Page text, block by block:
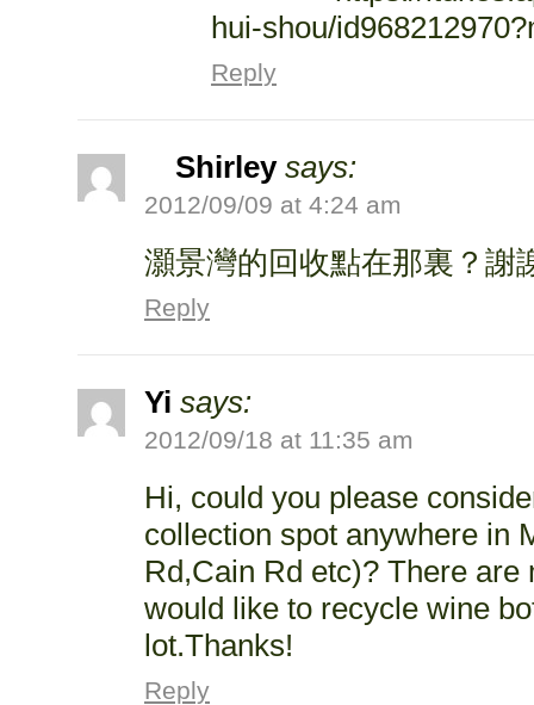
hui-shou/
Reply
Shirley says:
2012/09/09 at 4:24 am
灝景灣的回收點在那裏？謝
Reply
Yi says:
2012/09/18 at 11:35 am
Hi, could you please
collection spot anywhere in
Rd,Cain Rd etc)? There
would like to recycle wine
lot.Thanks!
Reply